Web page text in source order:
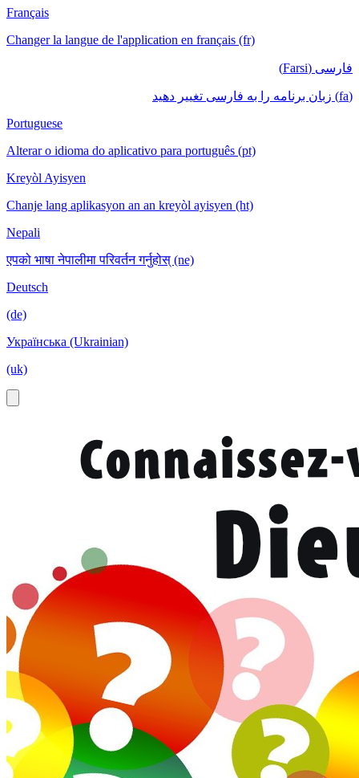
Français
Changer la langue de l'application en français (fr)
فارسی (Farsi)
(fa) زبان برنامه را به فارسی تغییر دهید
Portuguese
Alterar o idioma do aplicativo para português (pt)
Kreyòl Ayisyen
Chanje lang aplikasyon an an kreyòl ayisyen (ht)
Nepali
एपको भाषा नेपालीमा परिवर्तन गर्नुहोस् (ne)
Deutsch
(de)
Українська (Ukrainian)
(uk)